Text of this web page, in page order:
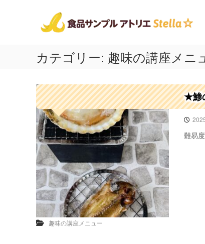
模
プ
カテゴリー: 趣味の講座メニ
★鯵
難易
趣味の講座メニュー